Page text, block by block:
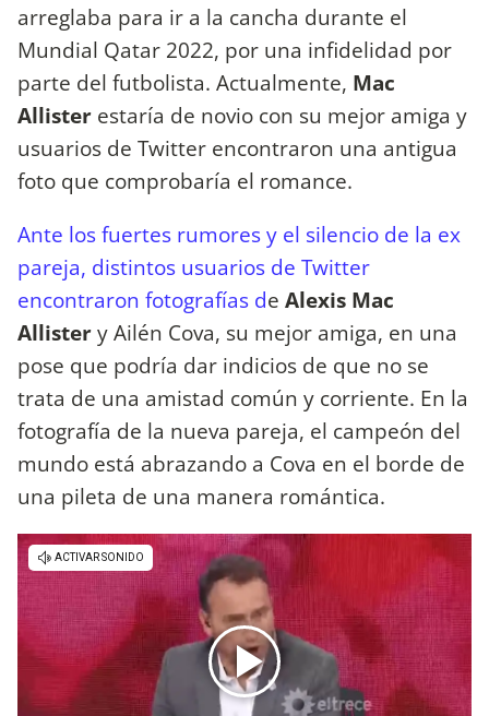
arreglaba para ir a la cancha durante el
Mundial Qatar 2022, por una infidelidad por
parte del futbolista. Actualmente, Mac
Allister estaría de novio con su mejor amiga y
usuarios de Twitter encontraron una antigua
foto que comprobaría el romance.
Ante los fuertes rumores y el silencio de la ex
pareja, distintos usuarios de Twitter
encontraron fotografías de Alexis Mac
Allistery Ailén Cova, su mejor amiga, en una
pose que podría dar indicios de que no se
trata de una amistad común y corriente. En la
fotografía de la nueva pareja, el campeón del
mundo está abrazando a Cova en el borde de
una pileta de una manera romántica.